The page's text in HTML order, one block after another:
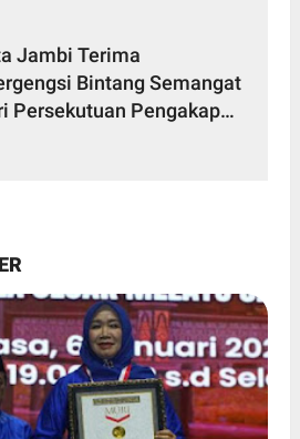
Jambi Terima
Bintang Semangat
Persekutuan Pengakap